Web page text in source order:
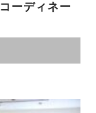
ーディネー